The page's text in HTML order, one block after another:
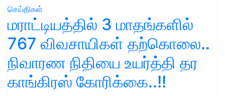
செய்திகள்
மராட்டியத்தில் 3 மாதங்களில்
767 விவசாயிகள் தற்கொலை..
நிவாரண நிதியை உயர்த்தி தர
காங்கிரஸ் கோரிக்கை..!!